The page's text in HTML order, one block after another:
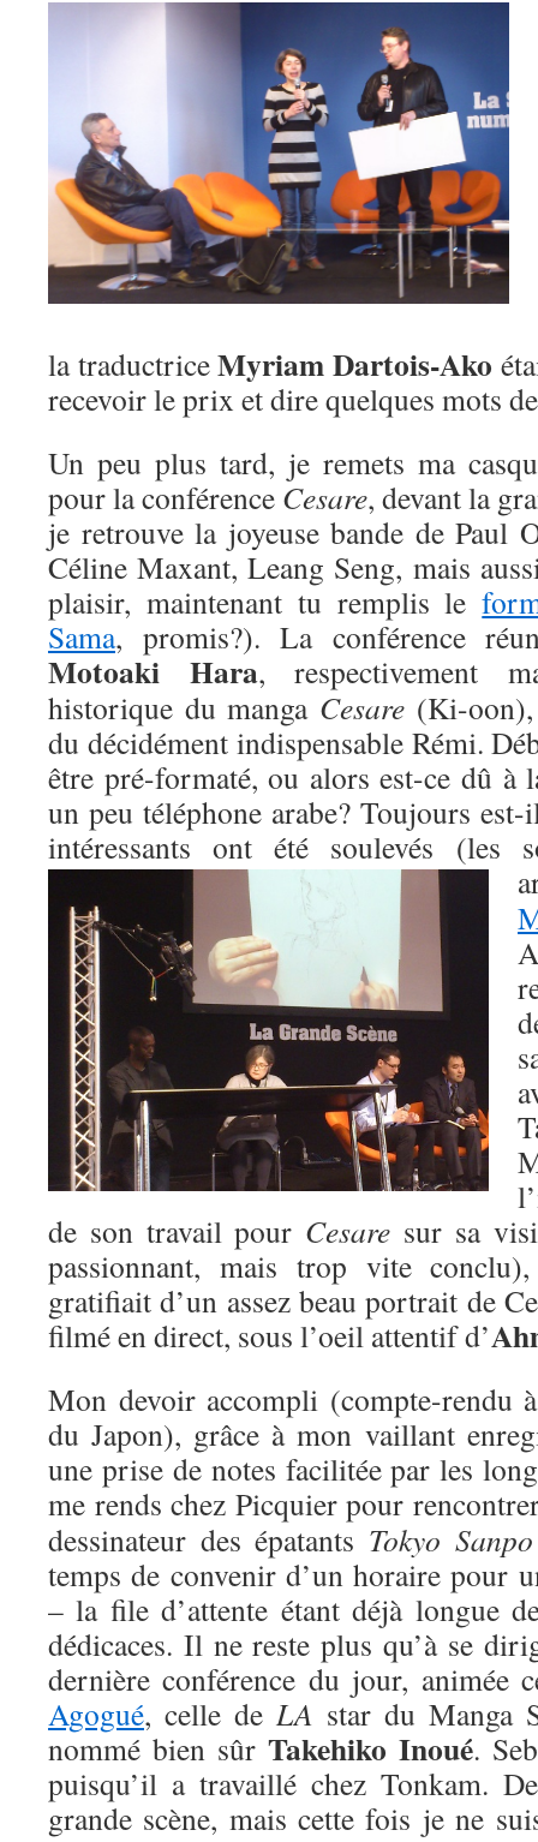
la traductriceMyriam Dartois-Ako
recevoir le prix et dire quelques mots
Un peu plus tard, je remets ma
pour la conférence Cesare, devant la
je retrouve la joyeuse bande de Paul
Céline Maxant, Leang Seng, mais
plaisir, maintenant tu remplis le
Sama, promis?). La conférence
Motoaki Hara, respectivement
historique du manga Cesare (Ki-
du décidément indispensable Rémi.
être pré-formaté, ou alors est-ce dû à
un peu téléphone arabe? Toujours
intéressants ont été soulevés (les
de son travail pour Cesare sur sa
passionnant, mais trop vite
gratifiait d’un assez beau portrait de
filmé en direct, sous l’oeil attentif d’
Mon devoir accompli (compte-rendu
du Japon), grâce à mon vaillant
une prise de notes facilitée par les
me rends chez Picquier pour
dessinateur des épatants Tokyo Sanpo
temps de convenir d’un horaire pour
– la file d’attente étant déjà longue
dédicaces. Il ne reste plus qu’à se
dernière conférence du jour, animée
Agogué, celle de LA star du Manga
nommé bien sûr Takehiko Inoué.
puisqu’il a travaillé chez Tonkam.
grande scène, mais cette fois je ne